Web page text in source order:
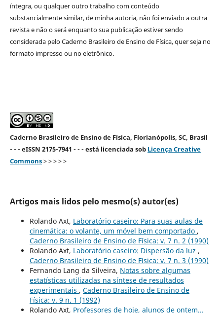
íntegra, ou qualquer outro trabalho com conteúdo
substancialmente similar, de minha autoria, não foi enviado a outra
revista e não o será enquanto sua publicação estiver sendo
considerada pelo Caderno Brasileiro de Ensino de Física, quer seja no
formato impresso ou no eletrônico.
Caderno Brasileiro de Ensino de Física, Florianópolis, SC, Brasil
- - - eISSN 2175-7941 - - - está licenciada sob Licença Creative
Commons> > > > >
Artigos mais lidos pelo mesmo(s) autor(es)
Rolando Axt, Laboratório caseiro: Para suas aulas de
cinemática: o volante, um móvel bem comportado ,
Caderno Brasileiro de Ensino de Física: v. 7 n. 2 (1990)
Rolando Axt, Laboratório caseiro: Dispersão da luz ,
Caderno Brasileiro de Ensino de Física: v. 7 n. 3 (1990)
Fernando Lang da Silveira, Notas sobre algumas
estatísticas utilizadas na síntese de resultados
experimentais , Caderno Brasileiro de Ensino de
Física: v. 9 n. 1 (1992)
Rolando Axt, Professores de hoje, alunos de ontem...